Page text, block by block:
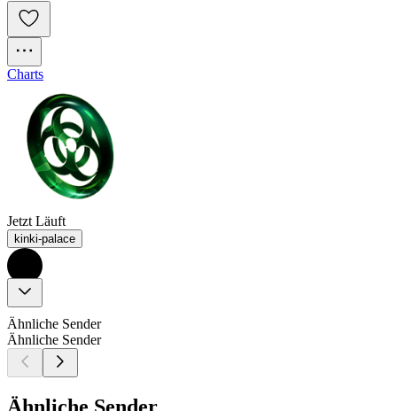
Charts
Jetzt Läuft
kinki-palace
Ähnliche Sender
Ähnliche Sender